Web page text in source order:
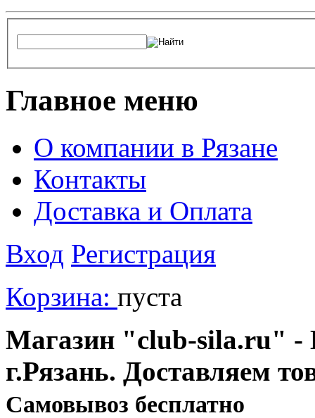
Главное меню
О компании в Рязане
Контакты
Доставка и Оплата
Вход Регистрация
Корзина: пуста
Магазин "club-sila.ru" -
г.Рязань. Доставляем
Cамовывоз бесплатно